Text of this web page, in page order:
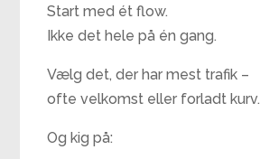
Start med ét flow.
Ikke det hele på én gang.
Vælg det, der har mest trafik –
ofte velkomst eller forladt kurv.
Og kig på: